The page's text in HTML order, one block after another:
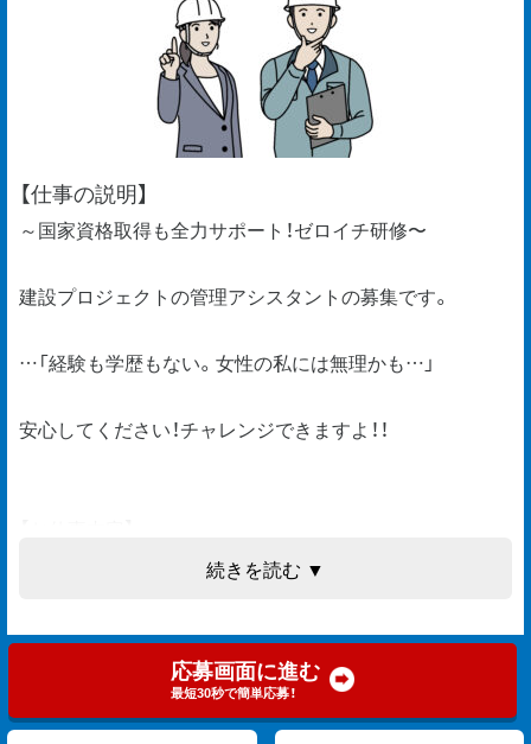
【仕事の説明】
～国家資格取得も全力サポート！ゼロイチ研修〜
建設プロジェクトの管理アシスタントの募集です。
…「経験も学歴もない。女性の私には無理かも…」
安心してください！チャレンジできますよ！！
・安全管理（事故や怪我の防止 ）
・書類・図面の整理・作成・保管など事務作業
＊施工管理／設計／建設事務／工務など
続きを読む ▼
応募画面に進む
最短30秒で簡単応募！